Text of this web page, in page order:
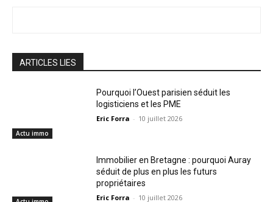
ARTICLES LIES
Actu immo
Pourquoi l’Ouest parisien séduit les
logisticiens et les PME
Eric Forra - 10 juillet 2026
Immobilier en Bretagne : pourquoi Auray
séduit de plus en plus les futurs
propriétaires
Eric Forra - 10 juillet 2026